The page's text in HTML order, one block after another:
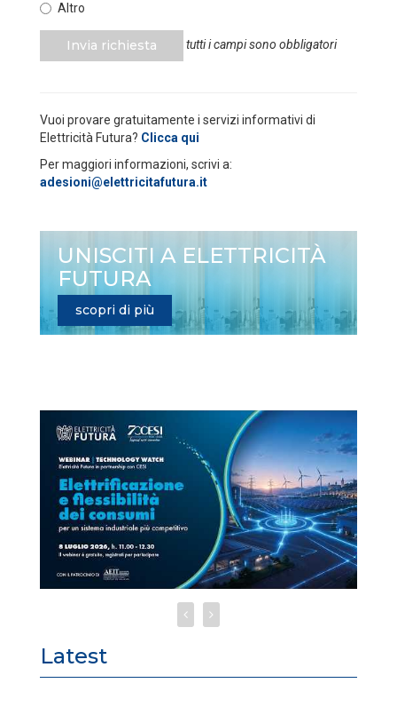
Altro
Invia richiesta tutti i campi sono obbligatori
Vuoi provare gratuitamente i servizi informativi di
Elettricità Futura? Clicca qui
Per maggiori informazioni, scrivi a:
adesioni@elettricitafutura.it
UNISCITI A ELETTRICITÀ
FUTURA
scopri di più
Latest